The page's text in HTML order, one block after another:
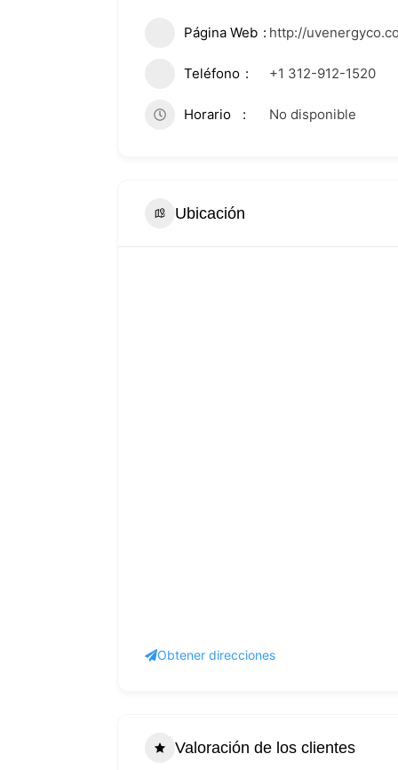
Página Web http://
Teléfono +1 312-912-1520
Horario No disponible
Ubicación
Obtener direcciones
Valoración de los clientes